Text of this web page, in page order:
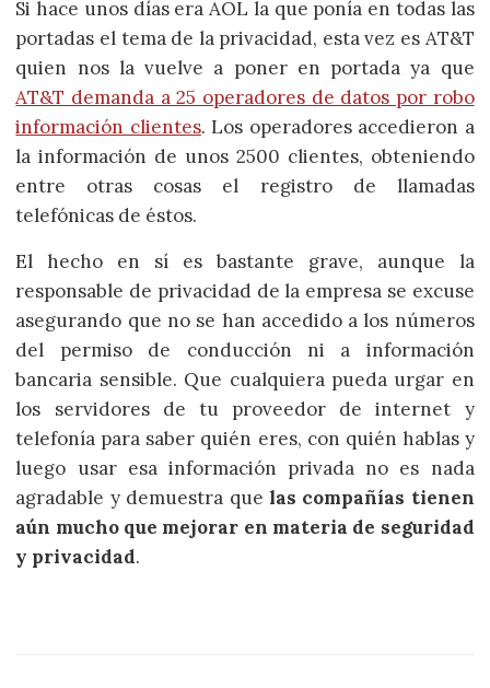
Si hace unos días era AOL la que ponía en todas las
portadas el tema de la privacidad, esta vez es AT&T
quien nos la vuelve a poner en portada ya que
AT&T demanda a 25 operadores de datos por robo
información clientes. Los operadores accedieron a
la información de unos 2500 clientes, obteniendo
entre otras cosas el registro de llamadas
telefónicas de éstos.
El hecho en sí es bastante grave, aunque la
responsable de privacidad de la empresa se excuse
asegurando que no se han accedido a los números
del permiso de conducción ni a información
bancaria sensible. Que cualquiera pueda urgar en
los servidores de tu proveedor de internet y
telefonía para saber quién eres, con quién hablas y
luego usar esa información privada no es nada
agradable y demuestra que las compañías tienen
aún mucho que mejorar en materia de seguridad
y privacidad.